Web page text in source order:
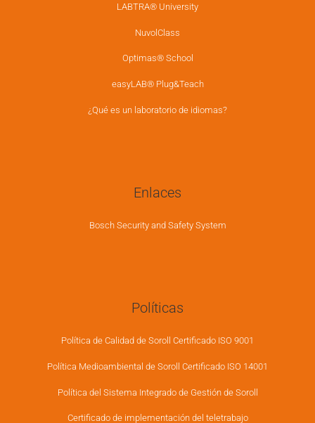
LABTRA® University
NuvolClass
Optimas® School
easyLAB® Plug&Teach
¿Qué es un laboratorio de idiomas?
Enlaces
Bosch Security and Safety System
Políticas
Política de Calidad de Soroll Certificado ISO 9001
Política Medioambiental de Soroll Certificado ISO 14001
Política del Sistema Integrado de Gestión de Soroll
Certificado de implementación del teletrabajo